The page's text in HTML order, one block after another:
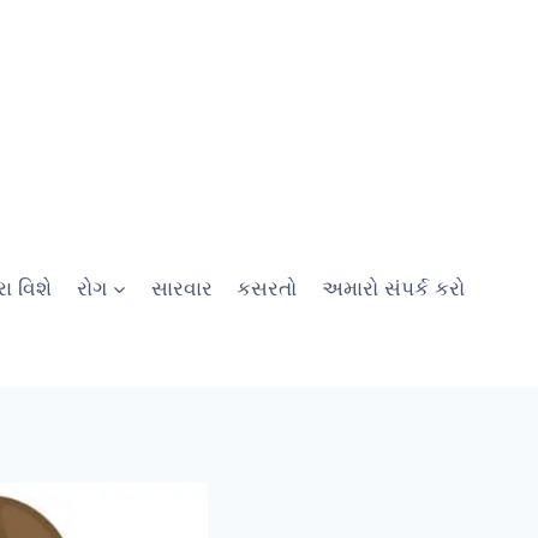
વિશે રોગ સારવાર કસરતો અમારો સંપર્ક કરો